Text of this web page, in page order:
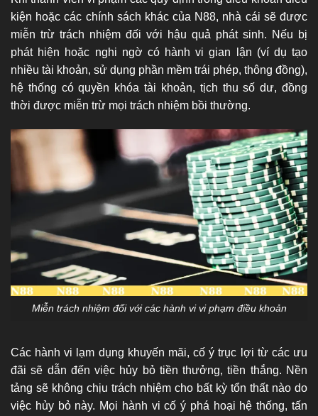
kiện hoặc các chính sách khác của N88, nhà cái sẽ được
miễn trừ trách nhiệm đối với hậu quả phát sinh. Nếu bị
phát hiện hoặc nghi ngờ có hành vi gian lận (ví dụ tạo
nhiều tài khoản, sử dụng phần mềm trái phép, thông đồng),
hệ thống có quyền khóa tài khoản, tịch thu số dư, đồng
thời được miễn trừ mọi trách nhiệm bồi thường.
Miễn trách nhiệm đối với các hành vi vi phạm điều khoản
Các hành vi lạm dụng khuyến mãi, cố ý trục lợi từ các ưu
đãi sẽ dẫn đến việc hủy bỏ tiền thưởng, tiền thắng. Nền
tảng sẽ không chịu trách nhiệm cho bất kỳ tổn thất nào do
việc hủy bỏ này. Mọi hành vi cố ý phá hoại hệ thống, tấn